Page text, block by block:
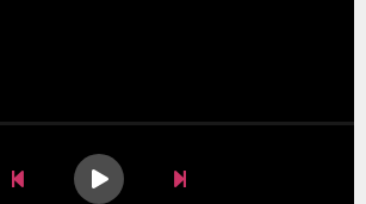
Previous Song
Play
Pause